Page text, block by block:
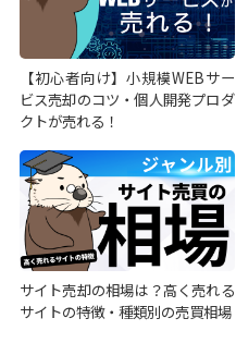
【初心者向け】小規模WEBサー
ビス売却のコツ・個人開発プロダ
クトが売れる！
サイト売却の相場は？高く売れる
サイトの特徴・種類別の売買相場